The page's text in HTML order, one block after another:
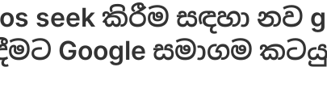
seek කිරීම සඳහා නව
Google සමාගම